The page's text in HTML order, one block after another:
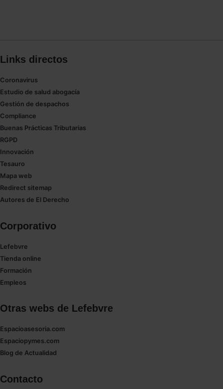
Links directos
Coronavirus
Estudio de salud abogacía
Gestión de despachos
Compliance
Buenas Prácticas Tributarias
RGPD
Innovación
Tesauro
Mapa web
Redirect sitemap
Autores de El Derecho
Corporativo
Lefebvre
Tienda online
Formación
Empleos
Otras webs de Lefebvre
Espacioasesoria.com
Espaciopymes.com
Blog de Actualidad
Contacto